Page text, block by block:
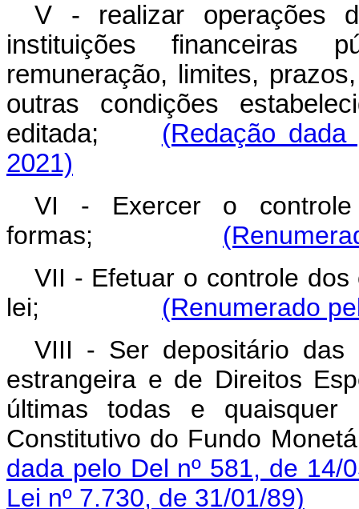
V - realizar operações
instituições financeiras
remuneração, limites,
outras condições
editada; (Redação
2021)
VI - Exercer o
formas;
VII - Efetuar o controle
lei; (Renumerado
VIII - Ser depositário das
estrangeira e de Direitos
últimas todas e quaisquer
Constitutivo do Fundo
dada pelo Del nº 581, de 14/
Lei nº 7.730, de 31/01/89)